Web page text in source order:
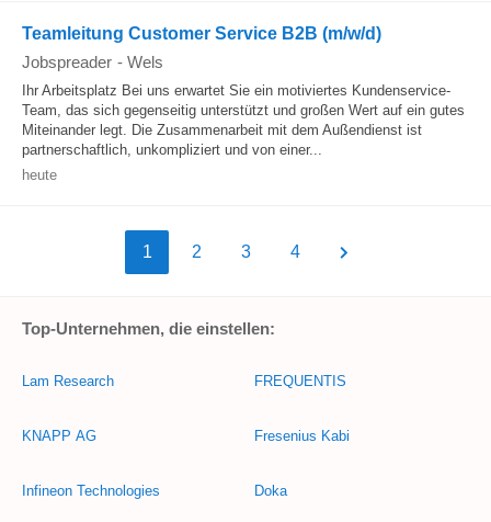
Teamleitung Customer Service B2B (m/w/d)
Jobspreader - Wels
Ihr Arbeitsplatz Bei uns erwartet Sie ein motiviertes Kundenservice-
Team, das sich gegenseitig unterstützt und großen Wert auf ein gutes
Miteinander legt. Die Zusammenarbeit mit dem Außendienst ist
partnerschaftlich, unkompliziert und von einer...
heute
1 2 3 4
Top-Unternehmen, die einstellen:
Lam Research
KNAPP AG
Infineon Technologies
FREQUENTIS
Fresenius Kabi
Doka